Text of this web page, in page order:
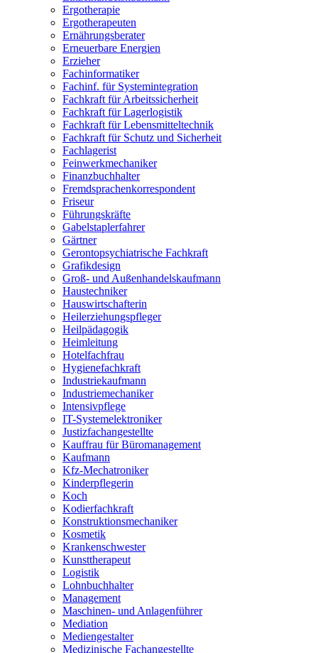
Ergotherapie
Ergotherapeuten
Ernährungsberater
Erneuerbare Energien
Erzieher
Fachinformatiker
Fachinf. für Systemintegration
Fachkraft für Arbeitssicherheit
Fachkraft für Lagerlogistik
Fachkraft für Lebensmitteltechnik
Fachkraft für Schutz und Sicherheit
Fachlagerist
Feinwerkmechaniker
Finanzbuchhalter
Fremdsprachenkorrespondent
Friseur
Führungskräfte
Gabelstaplerfahrer
Gärtner
Gerontopsychiatrische Fachkraft
Grafikdesign
Groß- und Außenhandelskaufmann
Haustechniker
Hauswirtschafterin
Heilerziehungspfleger
Heilpädagogik
Heimleitung
Hotelfachfrau
Hygienefachkraft
Industriekaufmann
Industriemechaniker
Intensivpflege
IT-Systemelektroniker
Justizfachangestellte
Kauffrau für Büromanagement
Kaufmann
Kfz-Mechatroniker
Kinderpflegerin
Koch
Kodierfachkraft
Konstruktionsmechaniker
Kosmetik
Krankenschwester
Kunsttherapeut
Logistik
Lohnbuchhalter
Management
Maschinen- und Anlagenführer
Mediation
Mediengestalter
Medizinische Fachangestellte